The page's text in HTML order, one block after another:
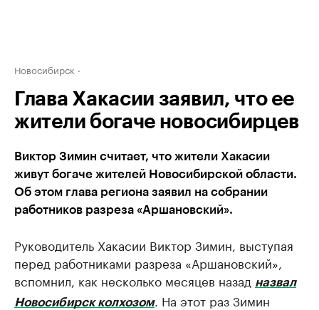
Новосибирск
Глава Хакасии заявил, что ее
жители богаче новосибирцев
Виктор Зимин считает, что жители Хакасии
живут богаче жителей Новосибирской области.
Об этом глава региона заявил на собрании
работников разреза «Аршановский».
Руководитель Хакасии Виктор Зимин, выступая
перед работниками разреза «Аршановский»,
вспомнил, как несколько месяцев назад назвал
Новосибирск колхозом. На этот раз Зимин